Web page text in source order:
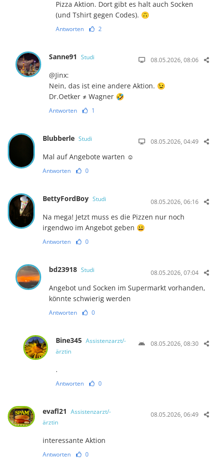
Pizza Aktion. Dort gibt es halt auch Socken
(und Tshirt gegen Codes). 🙃
Antworten 2
Sanne91 Studi 08.05.2026, 08:06
@Jinx:
Nein, das ist eine andere Aktion. 😉
Dr.Oetker ≠ Wagner 🤣
Antworten 1
Blubberle Studi 08.05.2026, 04:49
Mal auf Angebote warten ☺️
Antworten 0
BettyFordBoy Studi 08.05.2026, 06:16
Na mega! Jetzt muss es die Pizzen nur noch
irgendwo im Angebot geben 😀
Antworten 0
bd23918 Studi 08.05.2026, 07:04
Angebot und Socken im Supermarkt vorhanden,
könnte schwierig werden
Antworten 0
Bine345 Assistenzarzt/-
ärztin
08.05.2026, 08:30
.
Antworten 0
evafl21 Assistenzarzt/-
ärztin
08.05.2026, 06:49
interessante Aktion
Antworten 0